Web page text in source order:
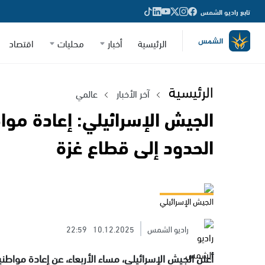
تابع راديو الشمس
الرئيسية أخبار محليات اقتصاد
الرئيسية آخر الأخبار عالمي
الجيش الإسرائيلي: إعادة
الحدود إلى قطاع غزة
الجيش الإسرائيلي
راديو الشمس
10.12.2025
22:59
أعلن الجيش الإسرائيلي، مساء الأربعاء، عن إعادة